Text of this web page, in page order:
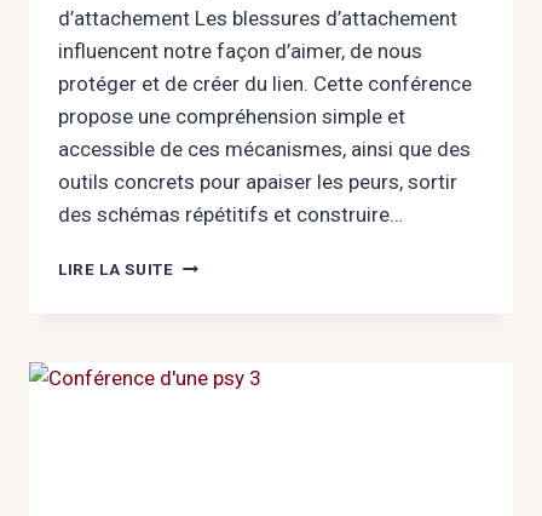
d’attachement Les blessures d’attachement
influencent notre façon d’aimer, de nous
protéger et de créer du lien. Cette conférence
propose une compréhension simple et
accessible de ces mécanismes, ainsi que des
outils concrets pour apaiser les peurs, sortir
des schémas répétitifs et construire…
LIRE LA SUITECOMMENT
LE